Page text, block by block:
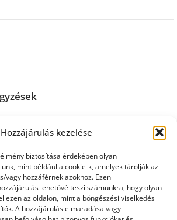
Hozzájárulás kezelése
biztosítása érdekében olyan
mint például a cookie-k, amelyek tárolják az
vagy hozzáférnek azokhoz. Ezen
lehetővé teszi számunkra, hogy olyan
ezen az oldalon, mint a böngészési viselkedés
A hozzájárulás elmaradása vagy
mikor éri meg a biztosítást igénybe
könyvelőt váltani?
elengedhetetlen a szakszerű jogi
működéshez